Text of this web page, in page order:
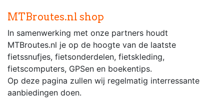
MTBroutes.nl shop
In samenwerking met onze partners houdt
MTBroutes.nl je op de hoogte van de laatste
fietssnufjes, fietsonderdelen, fietskleding,
fietscomputers, GPSen en boekentips.
Op deze pagina zullen wij regelmatig interressante
aanbiedingen doen.